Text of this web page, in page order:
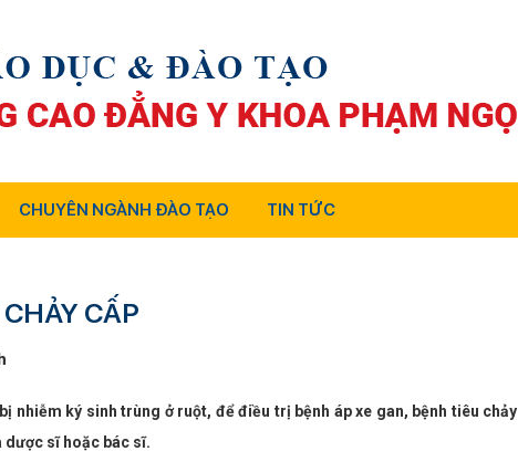
CHUYÊN NGÀNH ĐÀO TẠO TIN TỨC
CẤP
ký sinh trùng ở ruột, để điều trị bệnh áp xe gan, bệnh tiêu chảy
dược sĩ hoặc bác sĩ.